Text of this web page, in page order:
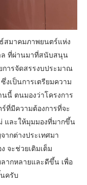
สมาคมภาพยนตร์แห่ง
ล ที่ผ่านมาที่สนับสนุน
ารจัดสรรงบประมาณ
งเป็นการเตรียมความ
นี้ ตนมองว่าโครงการ
ที่มีความต้องการที่จะ
และให้มุมมองที่มากขึ้น
กต่างประเทศมา
จะช่วยเติมเต็ม
ากหลายและดีขึ้น เพื่อ
ครับ